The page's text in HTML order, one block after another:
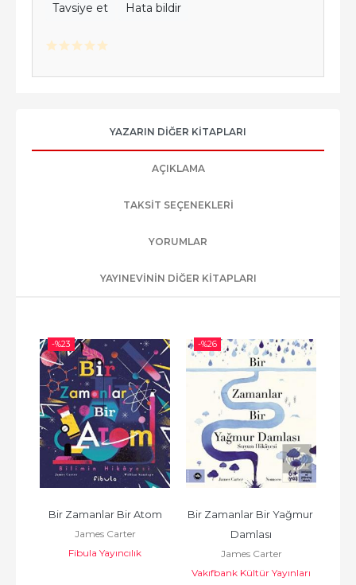
Tavsiye et Hata bildir
YAZARIN DIĞER KITAPLARI
AÇIKLAMA
TAKSIT SEÇENEKLERI
YORUMLAR
YAYINEVININ DIĞER KITAPLARI
-%23
Bir Zamanlar Bir Atom
James Carter
Fibula Yayıncılık
-%26
Bir Zamanlar Bir Yağmur
Damlası
James Carter
Vakıfbank Kültür Yayınları